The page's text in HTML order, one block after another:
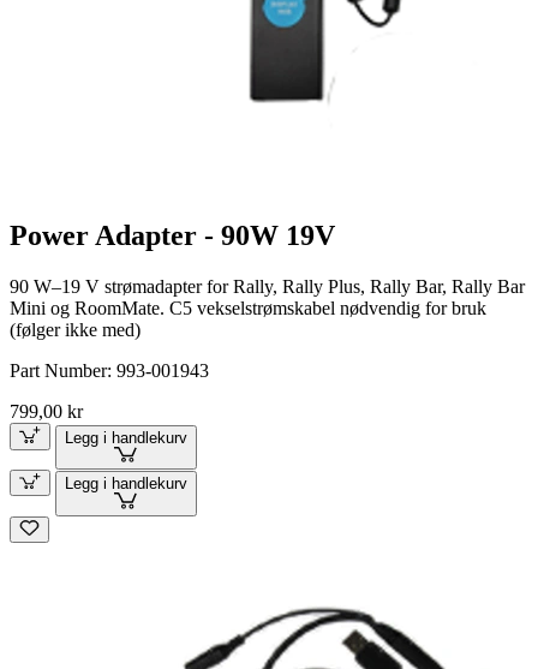
Power Adapter - 90W 19V
90 W–19 V strømadapter for Rally, Rally Plus, Rally Bar, Rally Bar
Mini og RoomMate. C5 vekselstrømskabel nødvendig for bruk
(følger ikke med)
Part Number: 993-001943
799,00 kr
Legg i handlekurv
Legg i handlekurv